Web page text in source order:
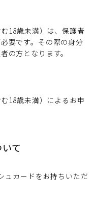
18歳未満）は、保護者
要です。その際の身分
の方となります。
18歳未満）によるお申
て
ュカードをお持ちいただ